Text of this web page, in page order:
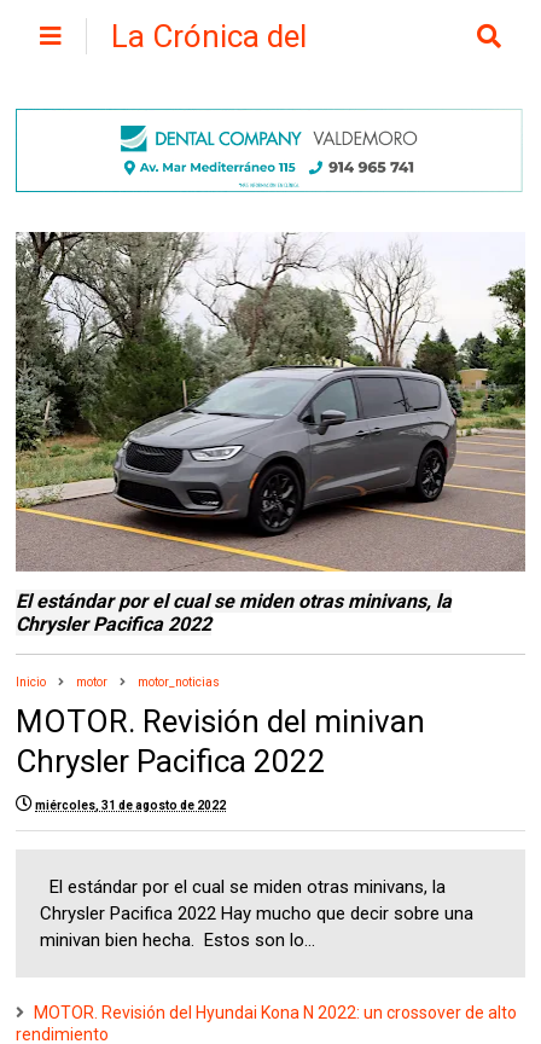
La Crónica del
El estándar por el cual se miden otras minivans, la
Chrysler Pacifica 2022
Inicio motor motor_noticias
MOTOR. Revisión del minivan
Chrysler Pacifica 2022
miércoles, 31 de agosto de 2022
El estándar por el cual se miden otras minivans, la
Chrysler Pacifica 2022 Hay mucho que decir sobre una
minivan bien hecha. Estos son lo...
MOTOR. Revisión del Hyundai Kona N 2022: un crossover de alto
rendimiento